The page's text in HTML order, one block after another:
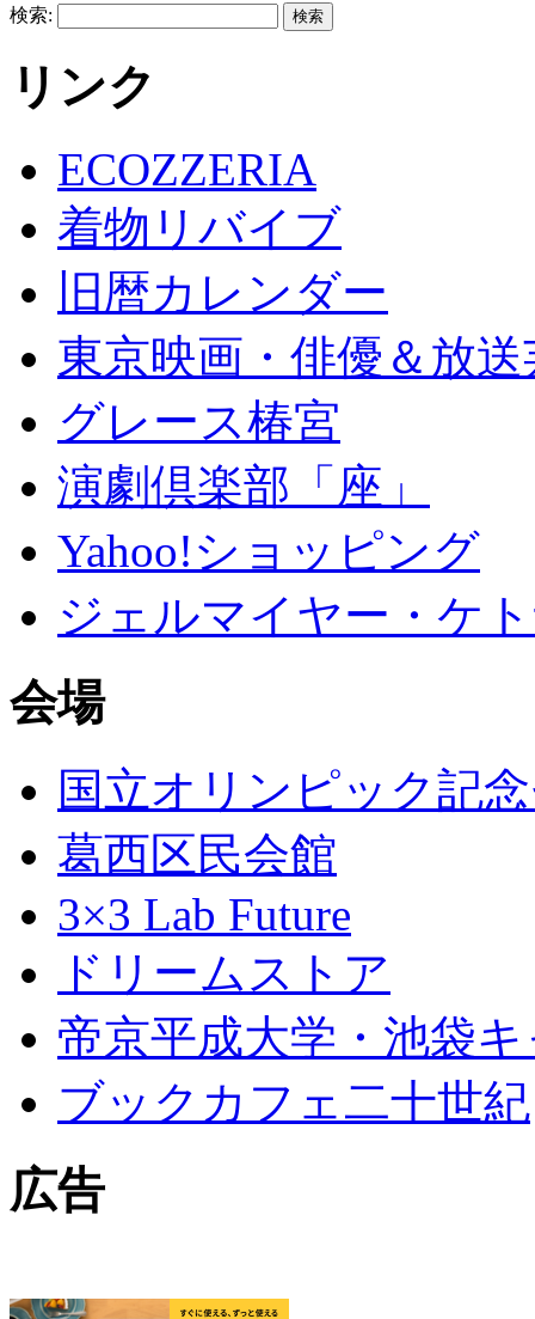
検索:
リンク
ECOZZERIA
着物リバイブ
旧暦カレンダー
東京映画・俳優＆放
グレース椿宮
演劇倶楽部「座」
Yahoo!ショッピング
ジェルマイヤー・ケ
会場
国立オリンピック記
葛西区民会館
3×3 Lab Future
ドリームストア
帝京平成大学・池袋
ブックカフェ二十世紀
広告